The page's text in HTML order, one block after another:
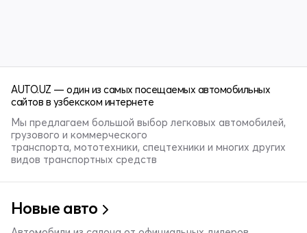
AUTO.UZ — один из самых посещаемых автомобильных
сайтов в узбекском интернете
Мы предлагаем большой выбор легковых автомобилей,
грузового и коммерческого
транспорта, мототехники, спецтехники и многих других
видов транспортных средств
Новые авто